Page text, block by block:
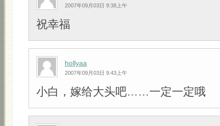
2007年09月03日 9:38上午
祝幸福
hollyaa
2007年09月03日 9:43上午
小白，嫁给大头吧……一定一定哦